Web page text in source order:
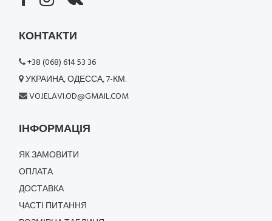
КОНТАКТИ
+38 (068) 614 53 36
УКРАИНА, ОДЕССА, 7-КМ.
VOJELAVI.OD@GMAIL.COM
ІНФОРМАЦІЯ
ЯК ЗАМОВИТИ
ОПЛАТА
ДОСТАВКА
ЧАСТІ ПИТАННЯ